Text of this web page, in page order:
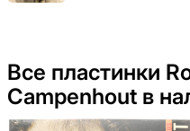
Все пластинки
Campenhout в